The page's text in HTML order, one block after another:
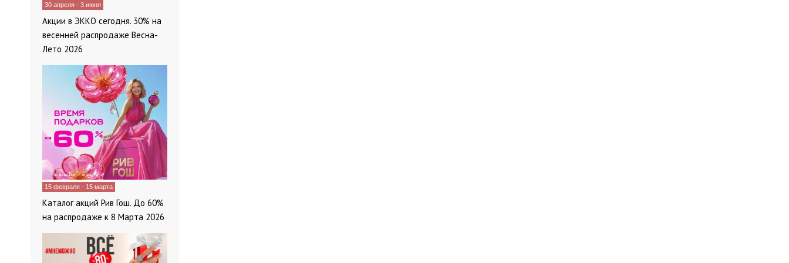
30 апреля - 3 июня
Акции в ЭККО сегодня. 30% на
весенней распродаже Весна-
Лето 2026
15 февраля - 15 марта
Каталог акций Рив Гош. До 60%
на распродаже к 8 Марта 2026